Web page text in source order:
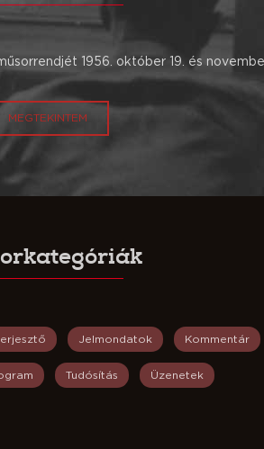
1956. október 19. és
MEGTEKINTEM
Jelmondatok Kommentár
Tudósítás Üzenetek